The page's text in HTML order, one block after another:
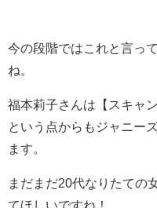
今の段階ではこれと言っ
ね。
福本莉子さんは【 スキャ
という点からもジャニー
ます。
まだまだ20代なりたての
てほしいですね！